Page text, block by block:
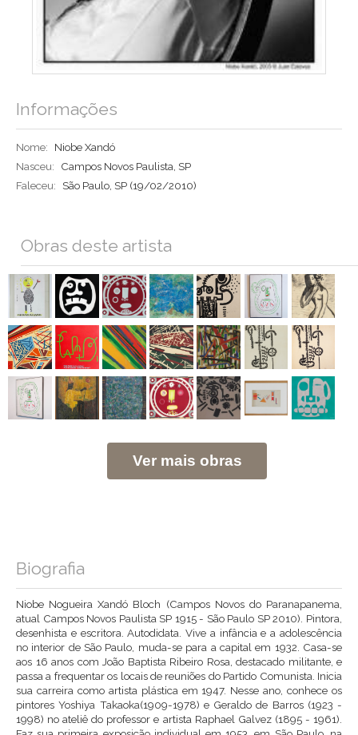
Informações
Nome:
Niobe Xandó
Nasceu:
Campos Novos Paulista, SP
Faleceu:
São Paulo, SP (19/02/2010)
Obras deste artista
Ver mais obras
Biografia
Niobe Nogueira Xandó Bloch (Campos Novos do Paranapanema,
atual Campos Novos Paulista SP 1915 - São Paulo SP 2010). Pintora,
desenhista e escritora. Autodidata. Vive a infância e a adolescência
no interior de São Paulo, muda-se para a capital em 1932. Casa-se
aos 16 anos com João Baptista Ribeiro Rosa, destacado militante, e
passa a frequentar os locais de reuniões do Partido Comunista. Inicia
sua carreira como artista plástica em 1947. Nesse ano, conhece os
pintores Yoshiya Takaoka(1909-1978) e Geraldo de Barros (1923 -
1998) no ateliê do professor e artista Raphael Galvez (1895 - 1961).